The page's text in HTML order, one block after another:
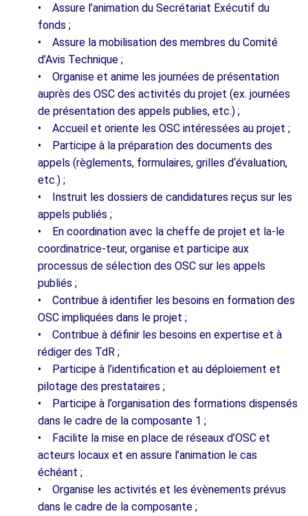
• Assure l’animation du Secrétariat Exécutif du
fonds ;
• Assure la mobilisation des membres du Comité
d’Avis Technique ;
• Organise et anime les journées de présentation
auprès des OSC des activités du projet (ex. journées
de présentation des appels publies, etc.) ;
• Accueil et oriente les OSC intéressées au projet ;
• Participe à la préparation des documents des
appels (règlements, formulaires, grilles d‘évaluation,
etc.) ;
• Instruit les dossiers de candidatures reçus sur les
appels publiés ;
• En coordination avec la cheffe de projet et la-le
coordinatrice-teur, organise et participe aux
processus de sélection des OSC sur les appels
publiés ;
• Contribue à identifier les besoins en formation des
OSC impliquées dans le projet ;
• Contribue à définir les besoins en expertise et à
rédiger des TdR ;
• Participe à l’identification et au déploiement et
pilotage des prestataires ;
• Participe à l’organisation des formations dispensés
dans le cadre de la composante 1 ;
• Facilite la mise en place de réseaux d’OSC et
acteurs locaux et en assure l’animation le cas
échéant ;
• Organise les activités et les évènements prévus
dans le cadre de la composante ;